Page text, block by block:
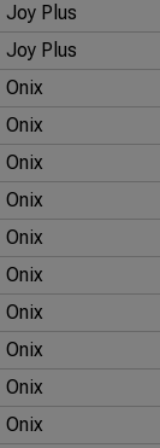
Joy Plus
Joy Plus
Onix
Onix
Onix
Onix
Onix
Onix
Onix
Onix
Onix
Onix